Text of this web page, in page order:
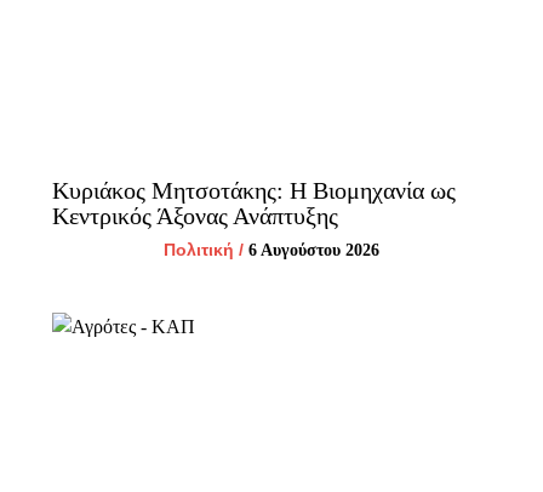
Κυριάκος Μητσοτάκης: Η Βιομηχανία ως
Κεντρικός Άξονας Ανάπτυξης
Πολιτική / 6 Αυγούστου 2026